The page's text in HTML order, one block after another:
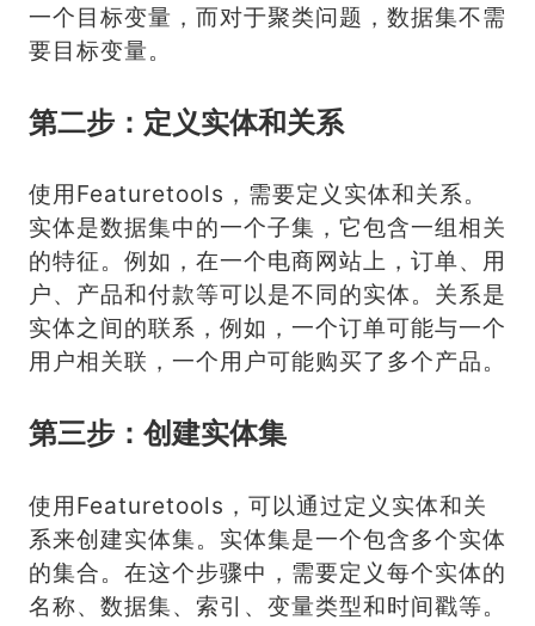
一个目标变量，而对于聚类问题，数据集不需
要目标变量。
第二步：定义实体和关系
使用Featuretools，需要定义实体和关系。
实体是数据集中的一个子集，它包含一组相关
的特征。例如，在一个电商网站上，订单、用
户、产品和付款等可以是不同的实体。关系是
实体之间的联系，例如，一个订单可能与一个
用户相关联，一个用户可能购买了多个产品。
第三步：创建实体集
使用Featuretools，可以通过定义实体和关
系来创建实体集。实体集是一个包含多个实体
的集合。在这个步骤中，需要定义每个实体的
名称、数据集、索引、变量类型和时间戳等。